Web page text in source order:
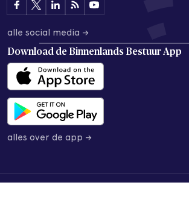
alle social media →
Download de Binnenlands Bestuur App
alles over de app →